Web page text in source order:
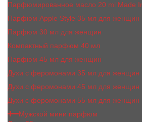
Парфюмированное масло 20 ml Made
Парфюм Apple Style 35 мл для женщин
Парфюм 30 мл для женщин
Компактный парфюм 40 мл
Парфюм 45 мл для женщин
Духи с феромонами 35 мл для женщин
Духи с феромонами 45 мл для женщин
Духи с феромонами 55 мл для женщин
Мужской мини парфюм